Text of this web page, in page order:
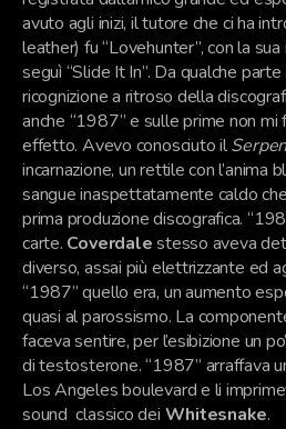
avuto agli inizi, il tutore che ci ha
leather) fu “Lovehunter”, con la sua
seguì “Slide It In”. Da qualche
ricognizione a ritroso della
anche “1987” e sulle prime non mi
effetto. Avevo conosciuto il
incarnazione, un rettile con l’anima
sangue inaspettatamente caldo
prima produzione discografica.
carte. Coverdalestesso aveva
diverso, assai più elettrizzante ed
“1987” quello era, un aumento
quasi al parossismo. La
faceva sentire, per l’esibizione un
di testosterone. “1987” arraffava
Los Angeles boulevard e li
sound classico dei Whitesnake.